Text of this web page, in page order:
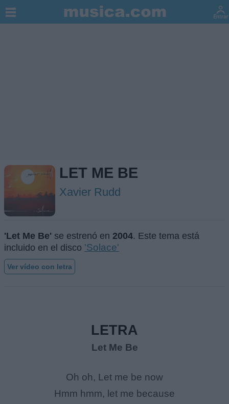
LET ME BE
Xavier Rudd
'Let Me Be' se estrenó en 2004. Este tema está
incluido en el disco 'Solace'
Ver vídeo con letra
LETRA
Let Me Be
Oh oh, Let me be now
Hmm hmm, let me because